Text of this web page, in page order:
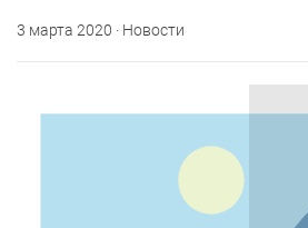
3 марта 2020 · Новости